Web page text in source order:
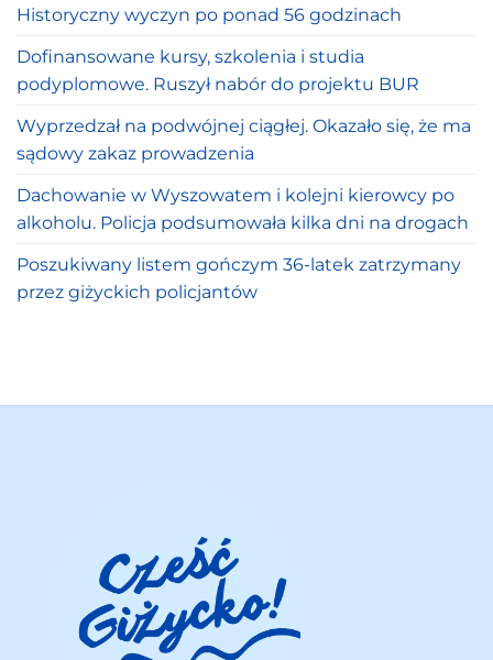
Historyczny wyczyn po ponad 56 godzinach
Dofinansowane kursy, szkolenia i studia
podyplomowe. Ruszył nabór do projektu BUR
Wyprzedzał na podwójnej ciągłej. Okazało się, że ma
sądowy zakaz prowadzenia
Dachowanie w Wyszowatem i kolejni kierowcy po
alkoholu. Policja podsumowała kilka dni na drogach
Poszukiwany listem gończym 36-latek zatrzymany
przez giżyckich policjantów